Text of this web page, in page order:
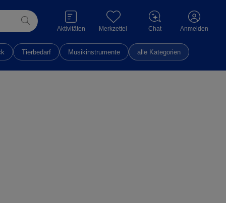
Aktivitäten Merkzettel Chat Anmelden
Tierbedarf Musikinstrumente alle Kategorien